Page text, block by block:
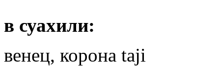
в суахили:
венец, корона taji